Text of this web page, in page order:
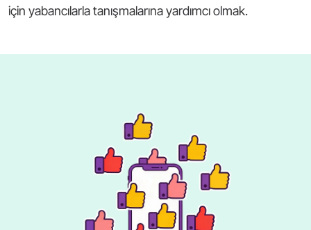
için yabancılarla tanışmalarına yardımcı olmak.